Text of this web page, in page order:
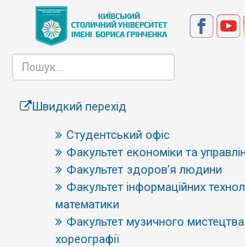
Швидкий перехід
Студентський офіс
Факультет економіки та
Факультет здоров’я людини
Факультет інформаційних
математики
Факультет музичного мистецтва
хореографії